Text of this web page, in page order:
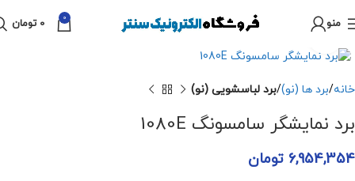
منو 0
0 تومان
برای بزرگنمایی کلیک کنید
خانه برد ها (نو) برد لباسشویی (نو)
برد نمایشگر سامسونگ 1080E
6,954,354 تومان